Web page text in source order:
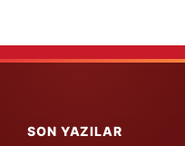
SON YAZILAR